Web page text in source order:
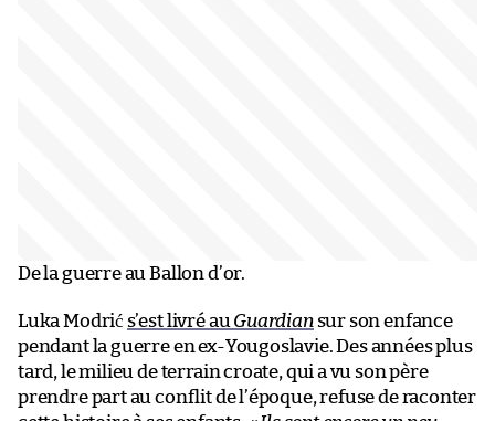
De la guerre au Ballon d’or.
Luka Modrić s’est livré au Guardiansur son enfance
pendant la guerre en ex-Yougoslavie. Des années plus
tard, le milieu de terrain croate, qui a vu son père
prendre part au conflit de l’époque, refuse de raconter